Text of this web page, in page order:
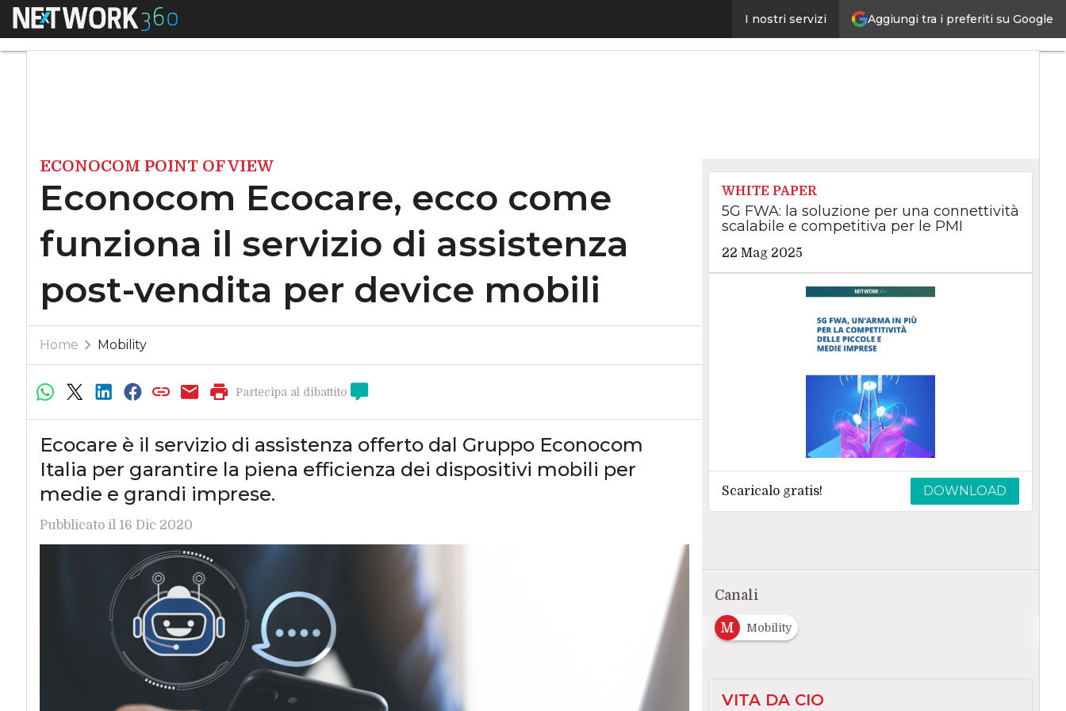
Aggiungi tra i preferiti su Google
I nostri servizi
Menu Econocom Ecocare, ecco come funziona il servizio di assistenza post-vendita per device mobiliUltimi
articoli
Intelligenza
ECONOCOM POINT OF VIEW
Econocom Ecocare, ecco come
funziona il servizio di assistenza
post-vendita per device mobili
Home Mobility
Partecipa al dibattito
Ecocare è il servizio di assistenza offerto dal Gruppo Econocom
Italia per garantire la piena efficienza dei dispositivi mobili per
medie e grandi imprese.
Pubblicato il 16 Dic 2020
WHITE PAPER
5G FWA: la soluzione per una connettività
scalabile e competitiva per le PMI
22 Mag 2025
Scaricalo gratis! DOWNLOAD
Canali
M Mobility
VITA DA CIO